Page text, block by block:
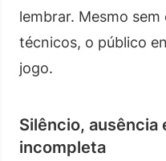
lembrar. Mesmo
técnicos, o público
jogo.
Silêncio, ausência
incompleta